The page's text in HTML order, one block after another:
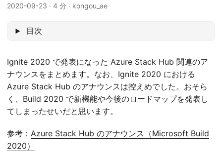
2020-09-23 · 4 分 · kongou_ae
目次
Ignite 2020 で発表になった Azure Stack Hub 関連のア
ナウンスをまとめます。なお、Ignite 2020 における
Azure Stack Hub のアナウンスは控えめでした。おそら
く、Build 2020 で新機能や今後のロードマップを発表し
てしまったせいだと思います。
参考： Azure Stack Hub のアナウンス（Microsoft Build
2020）